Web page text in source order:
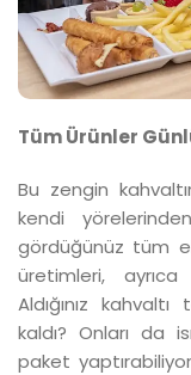
Tüm Ürünler
Bu zengin
kendi
gördüğünüz tüm
üretimleri, ayrıca
Aldığınız
kaldı? Onları da
paket